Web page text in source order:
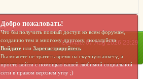
Сейчас: 07 Aug 2026 23:29
Добро пожаловать!
Что бы получить полный доступ ко всем форумам,
созданию тем и многому другому, пожалуйста
Войдите или Зарегистрируйтесь.
Вы можете не тратить время на скучную анкету, а
просто войти с помощью вашей любимой социальной
сети в правом верхнем углу ;)